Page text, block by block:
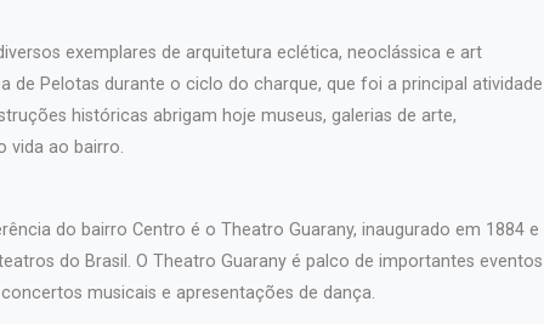
exemplares de arquitetura eclética, neoclássica e art
de Pelotas durante o ciclo do charque, que foi a principal atividade
históricas abrigam hoje museus, galerias de arte,
vida ao bairro.
do bairro Centro é o Theatro Guarany, inaugurado em 1884 e
do Brasil. O Theatro Guarany é palco de importantes eventos
musicais e apresentações de dança.